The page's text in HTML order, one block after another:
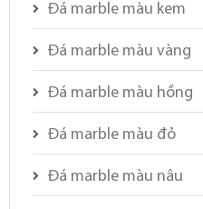
Đá marble màu kem
Đá marble màu vàng
Đá marble màu hồng
Đá marble màu đỏ
Đá marble màu nâu